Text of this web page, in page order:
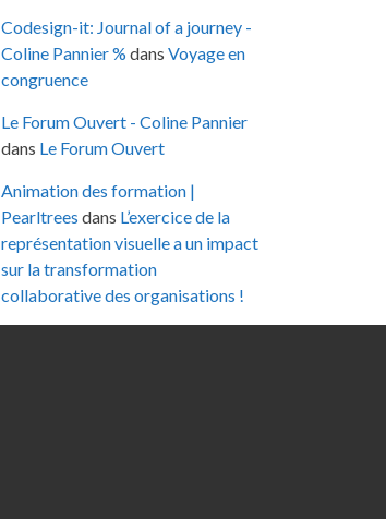
Codesign-it: Journal of a journey -
Coline Pannier % dans Voyage en
congruence
Le Forum Ouvert - Coline Pannier
dans Le Forum Ouvert
Animation des formation |
Pearltrees dans L’exercice de la
représentation visuelle a un impact
sur la transformation
collaborative des organisations !